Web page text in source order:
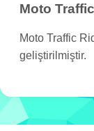
Moto
Moto Traffic
geliştirilmiştir.